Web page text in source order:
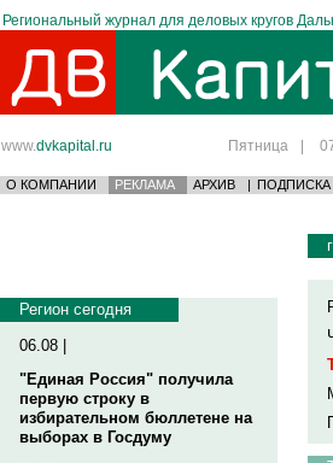
Региональный журнал для деловых кругов
www.dvkapital.ru Пятница |
О КОМПАНИИ РЕКЛАМА АРХИВ | ПОДПИСКА
Регион сегодня
06.08 |
"Единая Россия" получила
первую строку в
избирательном бюллетене на
выборах в Госдуму